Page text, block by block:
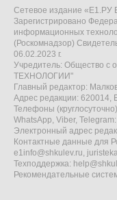
Сетевое издание «Е1.РУ
Зарегистрировано
информационных
(Роскомнадзор)
06.02.2023 г.
Учредитель: Общество с
ТЕХНОЛОГИИ"
Главный редактор:
Адрес редакции: 620014,
Телефоны
WhatsApp, Viber,
Электронный адрес
Контактные данные для
e1info@shkulev.ru,
Техподдержка:
Рекомендательные